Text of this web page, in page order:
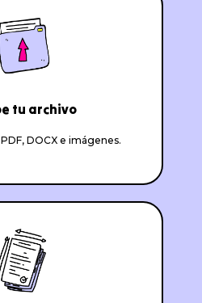
tu archivo
DOCX e imágenes.